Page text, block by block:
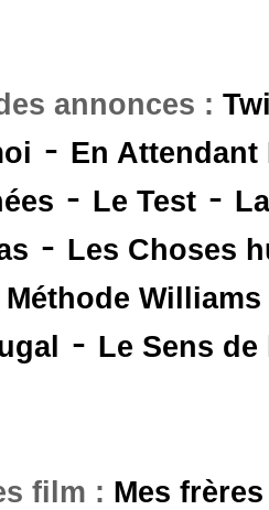
annonces :
- En
- Le Test -
- Les Choses
Méthode Williams
- Le Sens
film : Mes